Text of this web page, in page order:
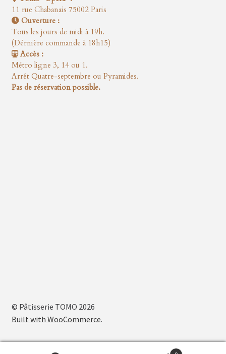
11 rue Chabanais 75002 Paris
Ouverture :
Tous les jours de midi à 19h.
(Dérnière commande à 18h15)
Accès :
Métro ligne 3, 14 ou 1.
Arrêt Quatre-septembre ou Pyramides.
Pas de réservation possible.
© Pâtisserie TOMO 2026
Built with WooCommerce.